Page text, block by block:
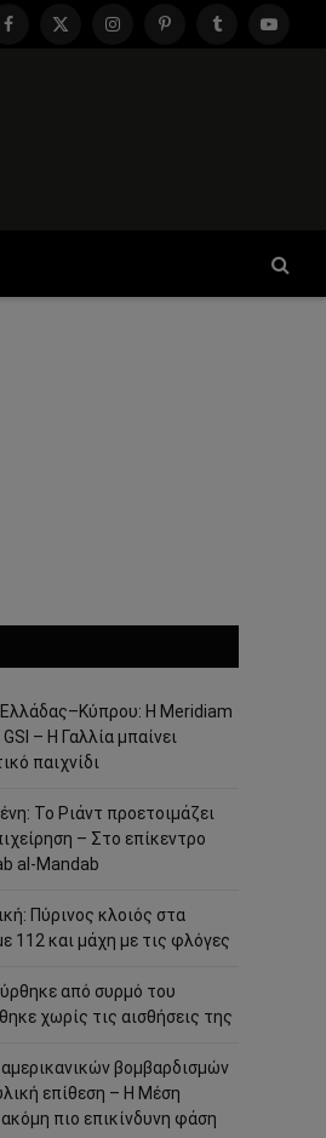
Facebook
X
InstagramPinterestTumblr
Ελλάδας–Κύπρου: Η Meridiam
– Η Γαλλία μπαίνει
παιχνίδι
Το Ριάντ προετοιμάζει
– Στο επίκεντρο
al-Mandab
Πύρινος κλοιός στα
112 και μάχη με τις φλόγες
από συρμό του
χωρίς τις αισθήσεις της
βομβαρδισμών
επίθεση – Η Μέση
πιο επικίνδυνη φάση